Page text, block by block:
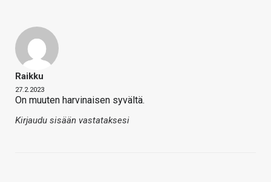
Raikku
27.2.2023
On muuten harvinaisen syvältä.
Kirjaudu sisään vastataksesi